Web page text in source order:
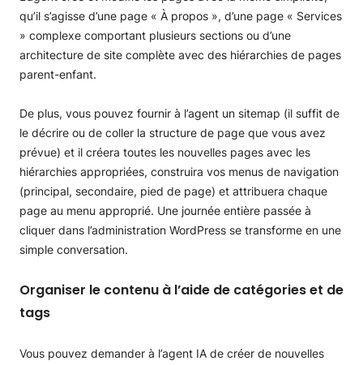
qu’il s’agisse d’une page « À propos », d’une page « Services
» complexe comportant plusieurs sections ou d’une
architecture de site complète avec des hiérarchies de pages
parent-enfant.
De plus, vous pouvez fournir à l’agent un sitemap (il suffit de
le décrire ou de coller la structure de page que vous avez
prévue) et il créera toutes les nouvelles pages avec les
hiérarchies appropriées, construira vos menus de navigation
(principal, secondaire, pied de page) et attribuera chaque
page au menu approprié. Une journée entière passée à
cliquer dans l’administration WordPress se transforme en une
simple conversation.
Organiser le contenu à l’aide de catégories et de
tags
Vous pouvez demander à l’agent IA de créer de nouvelles